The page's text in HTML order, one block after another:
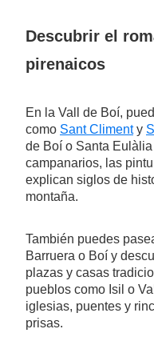
Descubrir el
pirenaicos
En la Vall de Boí,
como Sant Climenty
de Boí o Santa
campanarios, las
explican siglos de
montaña.
También puedes
Barruera o Boí y
plazas y casas
pueblos como Isil o
iglesias, puentes y
prisas.